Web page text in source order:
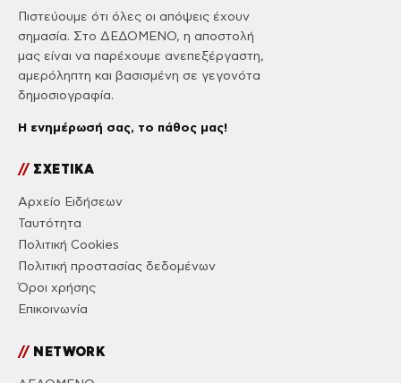
Πιστεύουμε ότι όλες οι απόψεις έχουν
σημασία. Στο ΔΕΔΟΜΕΝΟ, η αποστολή
μας είναι να παρέχουμε ανεπεξέργαστη,
αμερόληπτη και βασισμένη σε γεγονότα
δημοσιογραφία.
Η ενημέρωσή σας, το πάθος μας!
//ΣΧΕΤΙΚΑ
Αρχείο Ειδήσεων
Ταυτότητα
Πολιτική Cookies
Πολιτική προστασίας δεδομένων
Όροι χρήσης
Επικοινωνία
//NETWORK